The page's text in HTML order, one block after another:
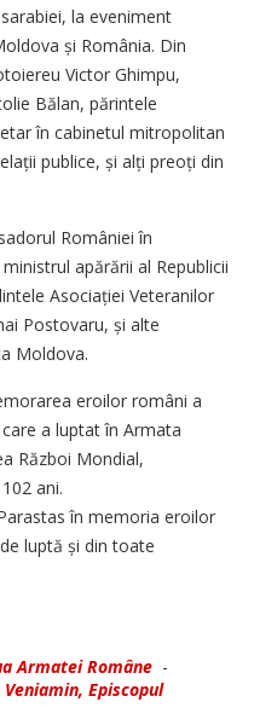
la eveniment
și România. Din
Victor Ghimpu,
Bălan, părintele
în cabinetul mitropolitan
publice, și alți preoți din
României în
apărării al Republicii
Asociației Veteranilor
Postovaru, și alte
Moldova.
eroilor români a
a luptat în Armata
Război Mondial,
ani.
în memoria eroilor
luptă și din toate
Armatei Române -
Veniamin, Episcopul